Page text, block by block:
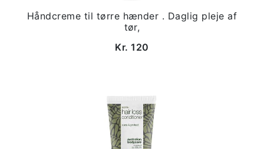
Håndcreme til tørre hænder . Daglig pleje af
tør,
Kr. 120